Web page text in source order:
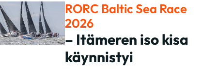
RORC Baltic Sea Race
2026
– Itämeren iso kisa
käynnistyi